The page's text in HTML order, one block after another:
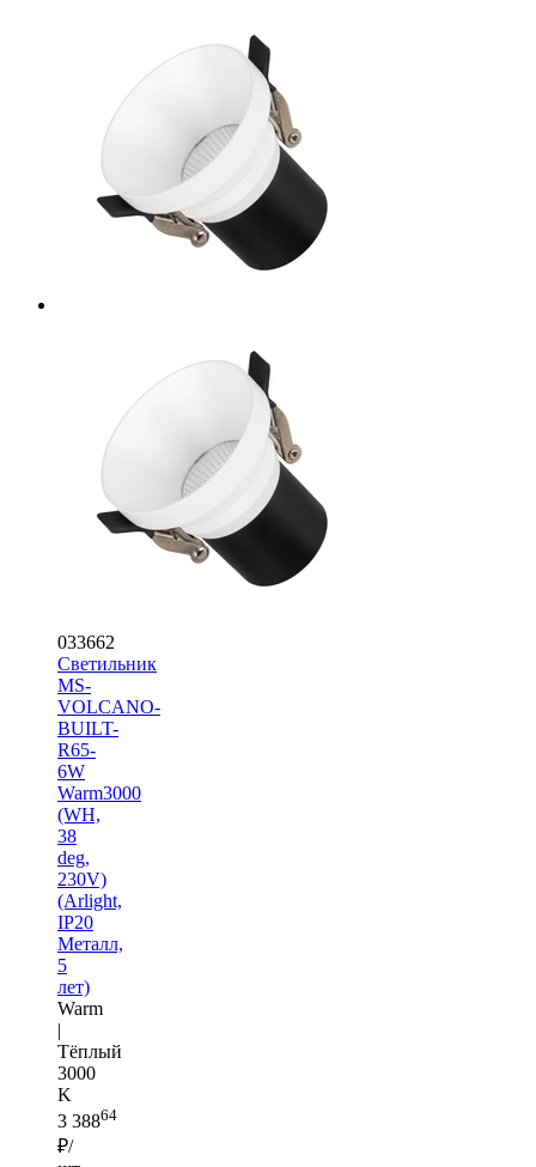
033662
Светильник
MS-
VOLCANO-
BUILT-
R65-
6W
Warm3000
(WH,
38
deg,
230V)
(Arlight,
IP20
Металл,
5
лет)
Warm
|
Тёплый
3000
K
3 38864
₽/